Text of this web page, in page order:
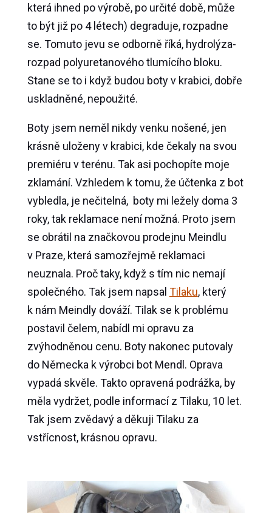
která ihned po výrobě, po určité době, může
to být již po 4 létech) degraduje, rozpadne
se. Tomuto jevu se odborně říká, hydrolýza-
rozpad polyuretanového tlumícího bloku.
Stane se to i když budou boty v krabici, dobře
uskladněné, nepoužité.
Boty jsem neměl nikdy venku nošené, jen
krásně uloženy v krabici, kde čekaly na svou
premiéru v terénu. Tak asi pochopíte moje
zklamání. Vzhledem k tomu, že účtenka z bot
vybledla, je nečitelná, boty mi ležely doma 3
roky, tak reklamace není možná. Proto jsem
se obrátil na značkovou prodejnu Meindlu
v Praze, která samozřejmě reklamaci
neuznala. Proč taky, když s tím nic nemají
společného. Tak jsem napsal Tilaku, který
k nám Meindly dováží. Tilak se k problému
postavil čelem, nabídl mi opravu za
zvýhodněnou cenu. Boty nakonec putovaly
do Německa k výrobci bot Mendl. Oprava
vypadá skvěle. Takto opravená podrážka, by
měla vydržet, podle informací z Tilaku, 10 let.
Tak jsem zvědavý a děkuji Tilaku za
vstřícnost, krásnou opravu.